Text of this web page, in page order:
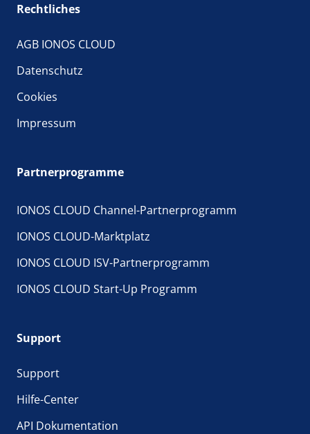
Rechtliches
AGB IONOS CLOUD
Datenschutz
Cookies
Impressum
Partnerprogramme
IONOS CLOUD Channel-Partnerprogramm
IONOS CLOUD-Marktplatz
IONOS CLOUD ISV-Partnerprogramm
IONOS CLOUD Start-Up Programm
Support
Support
Hilfe-Center
API Dokumentation